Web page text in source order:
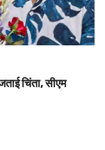
चिंता, सीएम